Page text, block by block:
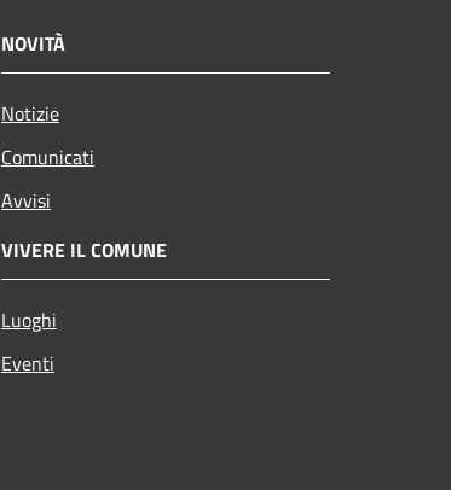
NOVITÀ
Notizie
Comunicati
Avvisi
VIVERE IL COMUNE
Luoghi
Eventi